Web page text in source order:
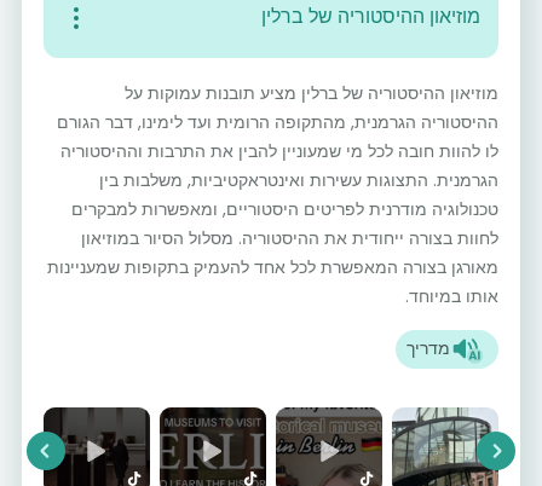
מוזיאון ההיסטוריה של ברלין
מוזיאון ההיסטוריה של ברלין מציע תובנות עמוקות על
ההיסטוריה הגרמנית, מהתקופה הרומית ועד לימינו, דבר הגורם
לו להוות חובה לכל מי שמעוניין להבין את התרבות וההיסטוריה
הגרמנית. התצוגות עשירות ואינטראקטיביות, משלבות בין
טכנולוגיה מודרנית לפריטים היסטוריים, ומאפשרות למבקרים
לחוות בצורה ייחודית את ההיסטוריה. מסלול הסיור במוזיאון
מאורגן בצורה המאפשרת לכל אחד להעמיק בתקופות שמעניינות
אותו במיוחד.
מדריך
Next